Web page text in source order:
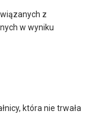
z
w wyniku
która nie trwała